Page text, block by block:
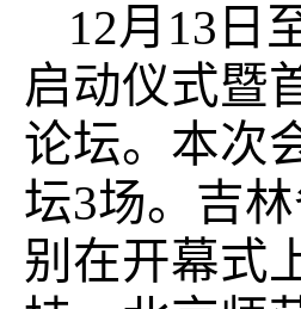
12月13日
启动仪式暨
论坛。本次
坛3场。吉
别在开幕式